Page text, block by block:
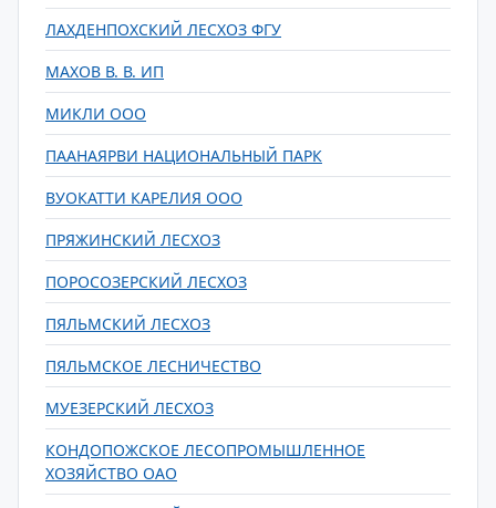
ЛАХДЕНПОХСКИЙ ЛЕСХОЗ ФГУ
МАХОВ В. В. ИП
МИКЛИ ООО
ПААНАЯРВИ НАЦИОНАЛЬНЫЙ ПАРК
ВУОКАТТИ КАРЕЛИЯ ООО
ПРЯЖИНСКИЙ ЛЕСХОЗ
ПОРОСОЗЕРСКИЙ ЛЕСХОЗ
ПЯЛЬМСКИЙ ЛЕСХОЗ
ПЯЛЬМСКОЕ ЛЕСНИЧЕСТВО
МУЕЗЕРСКИЙ ЛЕСХОЗ
КОНДОПОЖСКОЕ ЛЕСОПРОМЫШЛЕННОЕ
ХОЗЯЙСТВО ОАО